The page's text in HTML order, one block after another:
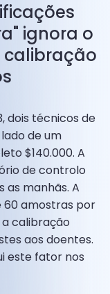
ignora o
dois técnicos de
de um
$140.000. A
de controlo
as manhãs. A
amostras por
a calibração
aos doentes.
este fator nos